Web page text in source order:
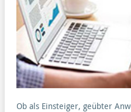
Ob als Einsteiger, geübter